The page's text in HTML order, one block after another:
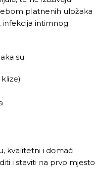
platnenih uložaka
infekcija intimnog
su:
kvalitetni i domaći
i staviti na prvo mjesto